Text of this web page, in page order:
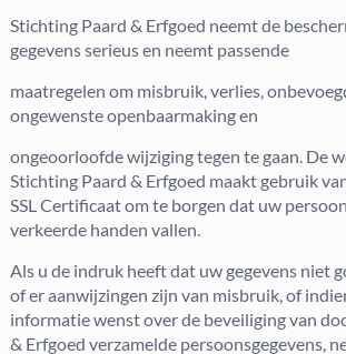
Stichting Paard & Erfgoed neemt de
gegevens serieus en neemt passende
maatregelen om misbruik, verlies,
ongewenste openbaarmaking en
ongeoorloofde wijziging tegen te gaan. De
Stichting Paard & Erfgoed maakt gebruik
SSL Certificaat om te borgen dat uw
verkeerde handen vallen.
Als u de indruk heeft dat uw gegevens niet
of er aanwijzingen zijn van misbruik, of
informatie wenst over de beveiliging van
& Erfgoed verzamelde persoonsgegevens,